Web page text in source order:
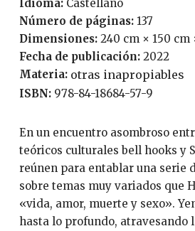
Idioma:
Castellano
Número de páginas: 137
Dimensiones: 240 cm × 150 cm
Fecha de publicación:
2022
Materia: otras inapropiables
ISBN: 978-84-18684-57-9
En un encuentro asombroso entre pensadores, los
teóricos culturales bell hooks y
reúnen para entablar una serie
sobre temas muy variados que
«vida, amor, muerte y sexo».
hasta lo profundo, atravesando